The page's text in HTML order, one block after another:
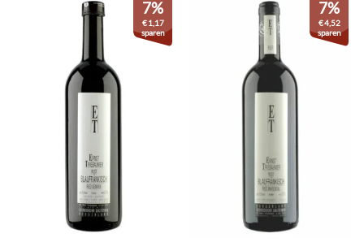
7%
€1,17
sparen
7%
€4,52
sparen